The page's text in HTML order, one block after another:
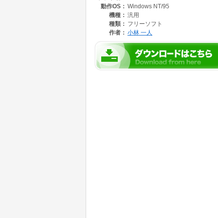
自分で使うことを目的に作成しました。徐々
動作OS： Windows NT/95
機種： 汎用
種類： フリーソフト
作者： 小林 一人